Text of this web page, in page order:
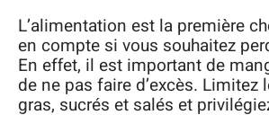
L’alimentation est la première
en compte si vous souhaitez
En effet, il est important de
de ne pas faire d’excès. Limitez
gras, sucrés et salés et